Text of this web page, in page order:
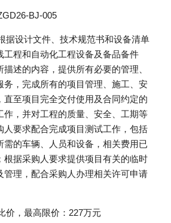
：ZGD26-BJ-005
工程和自动化工程设备及备品备件
述的内容，提供所有必要的管理、
务，完成所有的项目管理、施工、安
直至项目完全交付使用及合同约定的
作，并对工程的质量、安全、工期等
人要求配合完成项目测试工作，包括
需的车辆、人员和设备，相关费用已
根据采购人要求提供项目有关的临时
管理，配合采购人办理相关许可申请
式：比价，最高限价：227万元